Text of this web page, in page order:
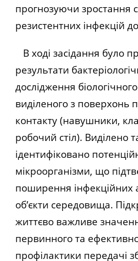
прогнозуючи зростання
резистентних інфекцій
В ході засідання було
результати
дослідження
виділеного з поверхонь
контакту (навушники,
робочий стіл). Виділено
ідентифіковано
мікроорганізми, що
поширення інфекційних
об’єкти середовища.
життєво важливе
первинного та
профілактики передачі